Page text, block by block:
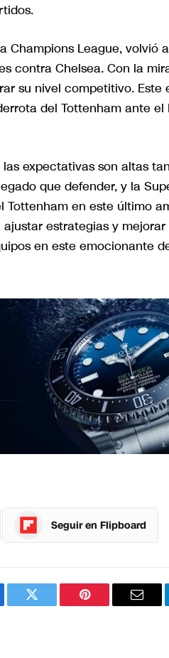
Champions League, volvió
contra Chelsea. Con la
su nivel competitivo. Este
del Tottenham ante el
expectativas son altas
que defender, y la
en este último
estrategias y
en este emocionante
Seguir en Flipboard
Twitter Pinterest